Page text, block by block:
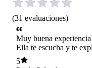
(31 evaluaciones)
Muy buena
Ella te escucha y te
5